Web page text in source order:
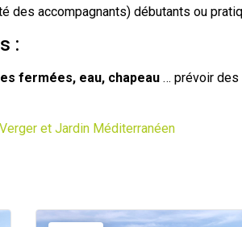
des accompagnants) débutants ou
:
fermées, eau, chapeau … prévoir des
et Jardin Méditerranéen